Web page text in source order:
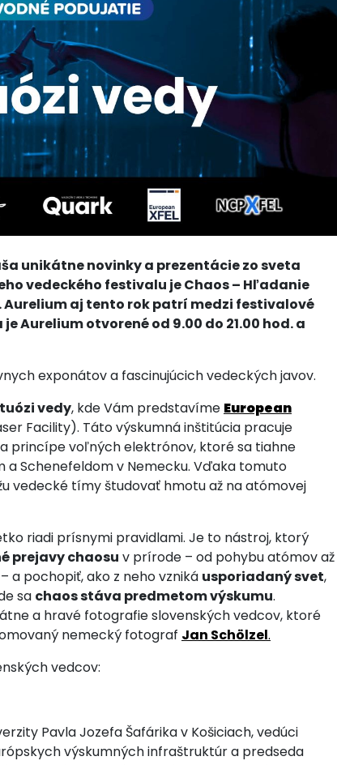
unikátne novinky a prezentácie zo sveta
vedeckého festivalu je Chaos – Hľadanie
aj tento rok patrí medzi festivalové
Aurelium otvorené od 9.00 do 21.00 hod. a
exponátov a fascinujúcich vedeckých javov.
vedy, kde Vám predstavíme European
Facility). Táto výskumná inštitúcia pracuje
princípe voľných elektrónov, ktoré sa tiahne
Schenefeldom v Nemecku. Vďaka tomuto
vedecké tímy študovať hmotu až na atómovej
riadi prísnymi pravidlami. Je to nástroj, ktorý
prejavy chaosu v prírode – od pohybu atómov až
a pochopiť, ako z neho vzniká usporiadaný svet,
sa chaos stáva predmetom výskumu.
a hravé fotografie slovenských vedcov, ktoré
nemecký fotograf Jan Schölzel.
vedcov:
Pavla Jozefa Šafárika v Košiciach, vedúci
výskumných infraštruktúr a predseda